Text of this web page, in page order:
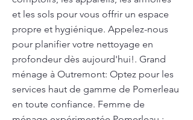
et les sols pour vous offrir un espace
propre et hygiénique. Appelez-nous
pour planifier votre nettoyage en
profondeur dès aujourd'hui!. Grand
ménage à Outremont: Optez pour les
services haut de gamme de Pomerleau
en toute confiance. Femme de